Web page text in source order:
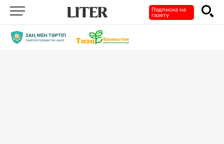
Подписка на
газету